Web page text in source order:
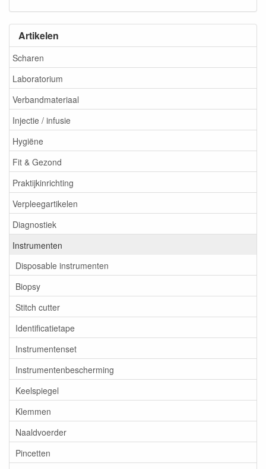
Artikelen
Scharen
Laboratorium
Verbandmateriaal
Injectie / infusie
Hygiëne
Fit & Gezond
Praktijkinrichting
Verpleegartikelen
Diagnostiek
Instrumenten
Disposable instrumenten
Biopsy
Stitch cutter
Identificatietape
Instrumentenset
Instrumentenbescherming
Keelspiegel
Klemmen
Naaldvoerder
Pincetten